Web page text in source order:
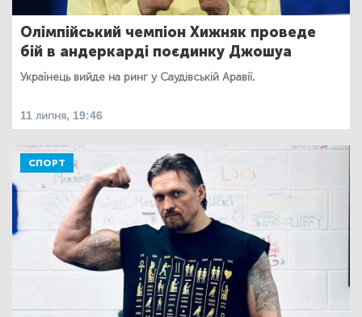
Олімпійський чемпіон Хижняк проведе
бій в андеркарді поєдинку Джошуа
Українець вийде на ринг у Саудівській Аравії.
11 липня, 19:46
СПОРТ